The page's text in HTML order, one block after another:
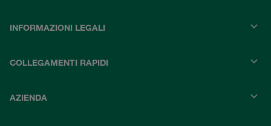
INFORMAZIONI LEGALI
COLLEGAMENTI RAPIDI
AZIENDA